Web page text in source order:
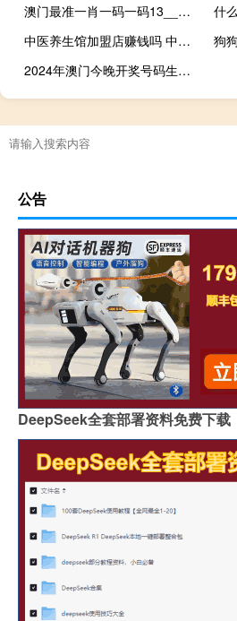
澳门最准一肖一码一码13__精选解释落实-3266.CC.216
什
中医养生馆加盟店赚钱吗 中医养生连锁加盟
狗
2024年澳门今晚开奖号码生肖__辅助精确分析-2378.ISO.521
公告
DeepSeek全套部署资料免费下载